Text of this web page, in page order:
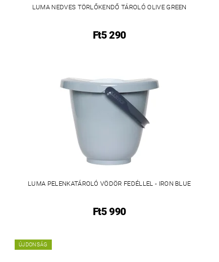
LUMA NEDVES TÖRLŐKENDŐ TÁROLÓ OLIVE GREEN
Ft5 290
LUMA PELENKATÁROLÓ VÖDÖR FEDÉLLEL - IRON BLUE
Ft5 990
ÚJDONSÁG